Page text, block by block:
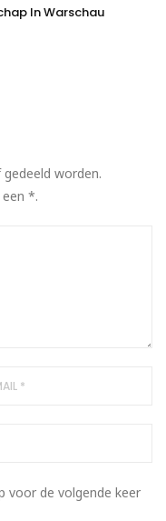
In Warschau
worden.
*.
voor de volgende keer